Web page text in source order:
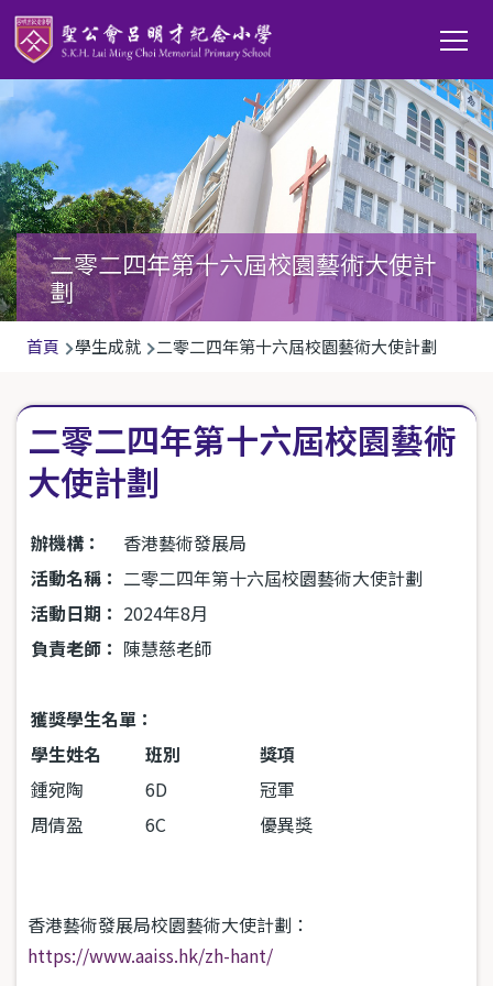
移至主內容
Main
二零二四年第十六屆校園藝術大使計
劃
導
連
結
首頁 學生成就 二零二四年第十六屆校園藝術大使計劃
二零二四年第十六屆校園藝術
大使計劃
辦機構：
香港藝術發展局
活動名稱： 二零二四年第十六屆校園藝術大使計劃
活動日期： 2024年8月
負責老師： 陳慧慈老師
獲獎學生名單：
學生姓名
班別
獎項
鍾宛陶
6D
冠軍
周倩盈
6C 優異獎
香港藝術發展局校園藝術大使計劃：
https://www.aaiss.hk/zh-hant/